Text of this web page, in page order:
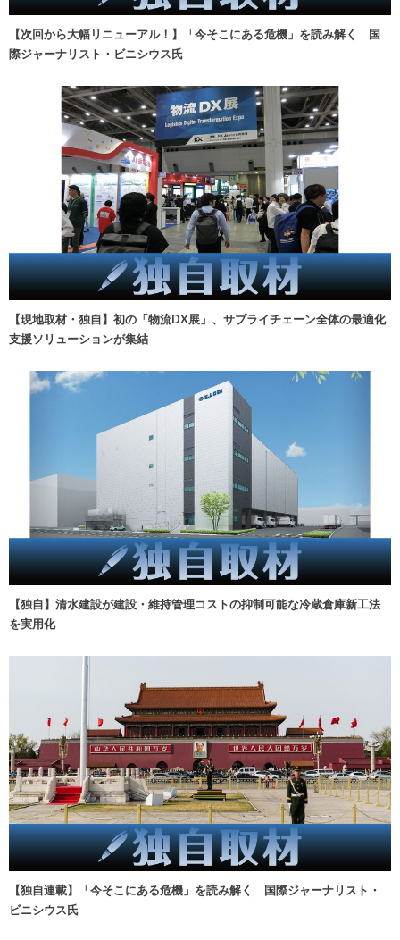
【次回から大幅リニューアル！】「今そこにある危機」を読み解く 国
際ジャーナリスト・ビニシウス氏
【現地取材・独自】初の「物流DX展」、サプライチェーン全体の最適化
支援ソリューションが集結
【独自】清水建設が建設・維持管理コストの抑制可能な冷蔵倉庫新工法
を実用化
【独自連載】「今そこにある危機」を読み解く 国際ジャーナリスト・
ビニシウス氏